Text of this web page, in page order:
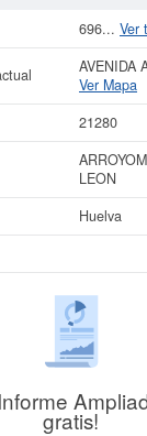
696... Ver
AVENIDA
Ver Mapa
21280
LEON
Huelva
gratis!